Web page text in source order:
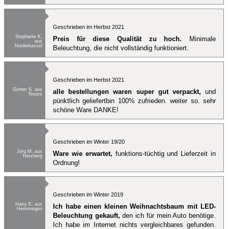
Stephanie K.
aus
Niederkassel
Geschrieben im Herbst 2021
Preis für diese Qualität zu hoch. Minimale
Beleuchtung, die nicht vollständig funktioniert.
Günter S. aus
Neuss
Geschrieben im Herbst 2021
alle bestellungen waren super gut verpackt, und
pünktlich geliefertbin 100% zufrieden. weiter so. sehr
schöne Ware DANKE!
Jörg M. aus
Herzberg
Geschrieben im Winter 19/20
Ware wie erwartet, funktions-tüchtig und Lieferzeit in
Ordnung!
Harry E. aus
Hemmingen
Geschrieben im Winter 2019
Ich habe einen kleinen Weihnachtsbaum mit LED-
Beleuchtung gekauft, den ich für mein Auto benötige.
Ich habe im Internet nichts vergleichbares gefunden.